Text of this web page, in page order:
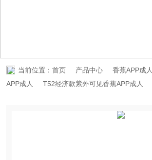
资料下载
当前位置：首页 产品中心 香蕉APP成人
APP成人
T52经济款紫外可见香蕉APP成人